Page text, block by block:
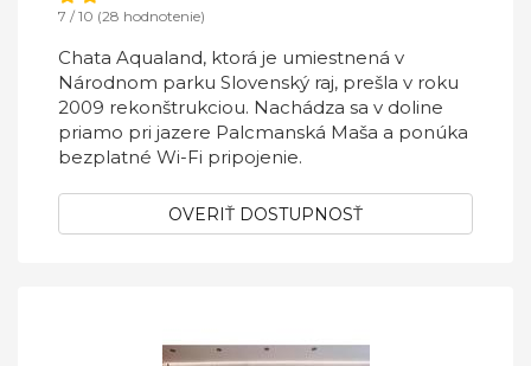
7 / 10 (28 hodnotenie)
Chata Aqualand, ktorá je umiestnená v
Národnom parku Slovenský raj, prešla v roku
2009 rekonštrukciou. Nachádza sa v doline
priamo pri jazere Palcmanská Maša a ponúka
bezplatné Wi-Fi pripojenie.
OVERIŤ DOSTUPNOSŤ